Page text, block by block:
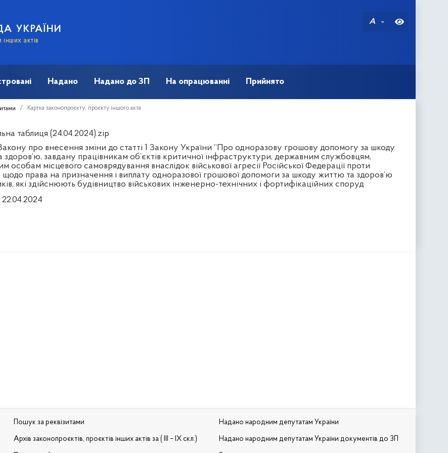
УКРАЇНИ
актів
A
Надано Надано до ЗП На опрацюванні Прийнято
Картка законопроєкту, проєкту іншого акта
таблиця (24.04.2024).zip
про внесення зміни до статті 1 Закону України “Про одноразову грошову допомогу за шкоду
здоров’ю, завдану працівникам об’єктів критичної інфраструктури, державним службовцям,
особам місцевого самоврядування внаслідок військової агресії Російської Федерації проти
щодо права на призначення і виплату одноразової грошової допомоги за шкоду життю та здоров’ю
які здійснюють будівництво військових інженерно-технічних і фортифікаційних споруд
22.04.2024
Пошук за реквізитами
Архів законопроєктів, проєктів інших актів за ( III – IX скл.)
Надано народним депутатам України
Надано народним депутатам України документів до ЗП